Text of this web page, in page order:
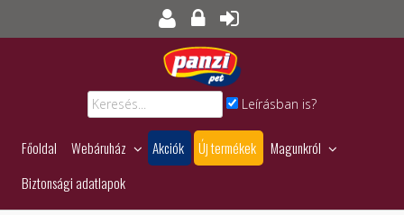
Leírásban is?
Főoldal Webáruház Akciók Új termékek
Magunkról
Biztonsági adatlapok